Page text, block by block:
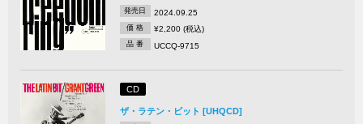
発売日 2024.09.25
価 格 ¥2,200 (税込)
品 番 UCCQ-9715
CD
ザ・ラテン・ビット [UHQCD]